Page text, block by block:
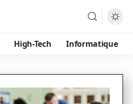
High-Tech Informatique